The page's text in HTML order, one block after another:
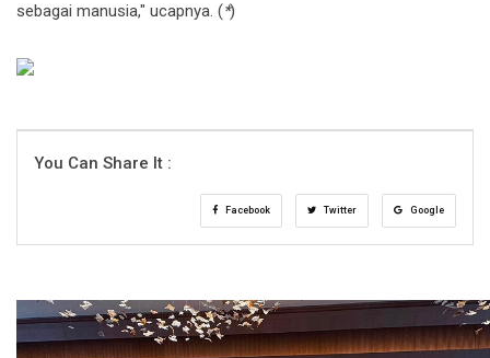
sebagai manusia," ucapnya. (*)
You Can Share It :
Facebook Twitter Google